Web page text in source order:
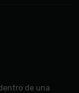
de una